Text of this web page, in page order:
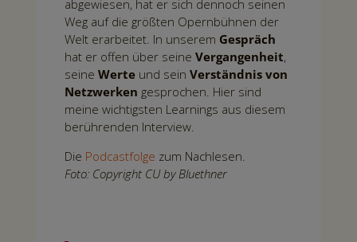
abgewiesen, hat er sich dennoch seinen
Weg auf die größten Opernbühnen der
Welt erarbeitet. In unserem Gespräch
hat er offen über seine Vergangenheit,
seine Werteund sein Verständnis von
Netzwerken gesprochen. Hier sind
meine wichtigsten Learnings aus diesem
berührenden Interview.
Die Podcastfolge zum Nachlesen.
Foto: Copyright CU by Bluethner